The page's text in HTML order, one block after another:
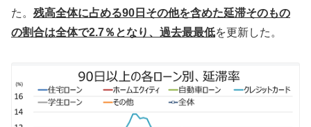
た。 残高全体に占める90日その他を含めた延滞そのもの
の割合は全体で2.7％となり、過去最最低を更新した。